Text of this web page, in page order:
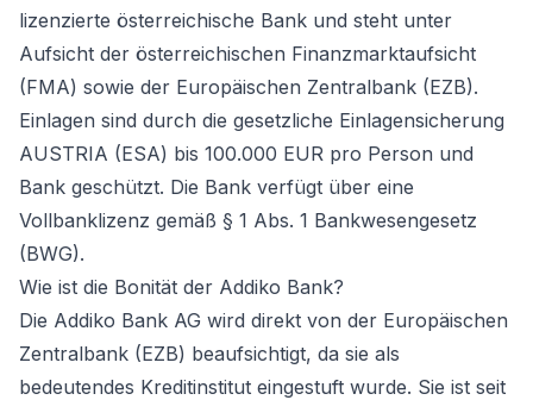
lizenzierte österreichische Bank und steht unter
Aufsicht der österreichischen Finanzmarktaufsicht
(FMA) sowie der Europäischen Zentralbank (EZB).
Einlagen sind durch die gesetzliche Einlagensicherung
AUSTRIA (ESA) bis 100.000 EUR pro Person und
Bank geschützt. Die Bank verfügt über eine
Vollbanklizenz gemäß § 1 Abs. 1 Bankwesengesetz
(BWG).
Wie ist die Bonität der Addiko Bank?
Die Addiko Bank AG wird direkt von der Europäischen
Zentralbank (EZB) beaufsichtigt, da sie als
bedeutendes Kreditinstitut eingestuft wurde. Sie ist seit